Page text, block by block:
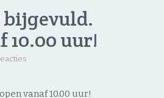
10.00 uur!
vanaf 10.00 uur!